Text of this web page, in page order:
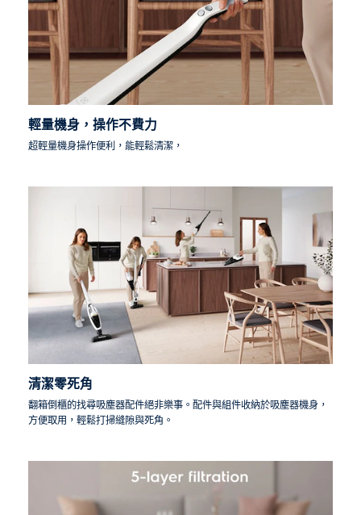
輕量機身，操作不費力
超輕量機身操作便利，能輕鬆清潔，
清潔零死角
翻箱倒櫃的找尋吸塵器配件絕非樂事。配件與組件收納於吸塵器機身，
方便取用，輕鬆打掃縫隙與死角。